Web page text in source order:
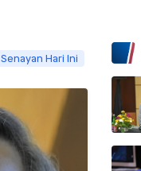
Senayan Hari Ini